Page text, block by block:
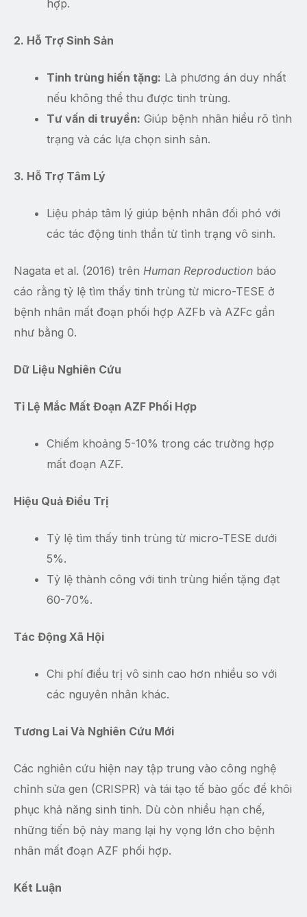
hợp.
2. Hỗ Trợ Sinh Sản
Tinh trùng hiến tặng: Là phương án duy nhất
nếu không thể thu được tinh trùng.
Tư vấn di truyền: Giúp bệnh nhân hiểu rõ tình
trạng và các lựa chọn sinh sản.
3. Hỗ Trợ Tâm Lý
Liệu pháp tâm lý giúp bệnh nhân đối phó với
các tác động tinh thần từ tình trạng vô sinh.
Nagata et al. (2016) trên Human Reproduction báo
cáo rằng tỷ lệ tìm thấy tinh trùng từ micro-TESE ở
bệnh nhân mất đoạn phối hợp AZFb và AZFc gần
như bằng 0.
Dữ Liệu Nghiên Cứu
Tỉ Lệ Mắc Mất Đoạn AZF Phối Hợp
Chiếm khoảng 5-10% trong các trường hợp
mất đoạn AZF.
Hiệu Quả Điều Trị
Tỷ lệ tìm thấy tinh trùng từ micro-TESE dưới
5%.
Tỷ lệ thành công với tinh trùng hiến tặng đạt
60-70%.
Tác Động Xã Hội
Chi phí điều trị vô sinh cao hơn nhiều so với
các nguyên nhân khác.
Tương Lai Và Nghiên Cứu Mới
Các nghiên cứu hiện nay tập trung vào công nghệ
chỉnh sửa gen (CRISPR) và tái tạo tế bào gốc để khôi
phục khả năng sinh tinh. Dù còn nhiều hạn chế,
những tiến bộ này mang lại hy vọng lớn cho bệnh
nhân mất đoạn AZF phối hợp.
Kết Luận